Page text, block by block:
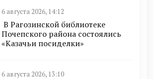
6 августа 2026, 14:12
В Рагозинской библиотеке
Почепского района состоялись
«Казачьи посиделки»
6 августа 2026, 13:10